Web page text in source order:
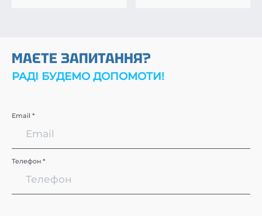
МАЄТЕ ЗАПИТАННЯ?
РАДІ БУДЕМО ДОПОМОТИ!
Email *
Телефон *